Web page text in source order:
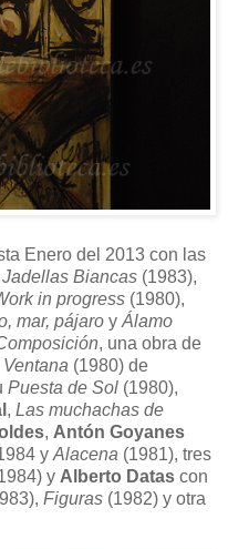
Enero del 2013 con las
Jadellas Biancas (1983),
in progress (1980),
mar, pájaro yÁlamo
, una obra de
Ventana (1980) de
Puesta de Sol (1980),
, Las muchachas de
, Antón Goyanes
yAlacena (1981), tres
y Alberto Datas con
Figuras (1982) y otra